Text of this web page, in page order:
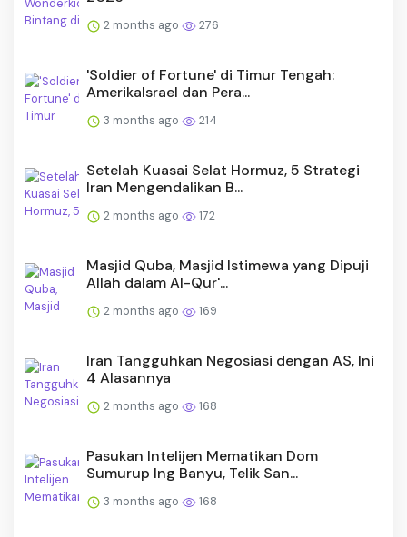
2 months ago 276
'Soldier of Fortune' di Timur Tengah:
AmerikaIsrael dan Pera...
3 months ago 214
Setelah Kuasai Selat Hormuz, 5 Strategi
Iran Mengendalikan B...
2 months ago 172
Masjid Quba, Masjid Istimewa yang Dipuji
Allah dalam Al-Qur'...
2 months ago 169
Iran Tangguhkan Negosiasi dengan AS, Ini
4 Alasannya
2 months ago 168
Pasukan Intelijen Mematikan Dom
Sumurup Ing Banyu, Telik San...
3 months ago 168